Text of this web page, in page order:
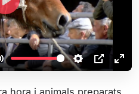
S
P
E
P
l
a
y
hora i animals preparats